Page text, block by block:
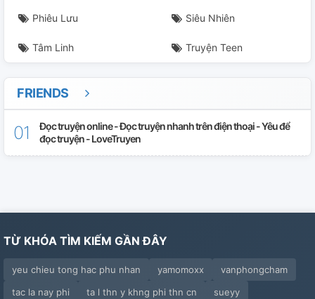
#no31 - Francis
Phiêu Lưu Siêu Nhiên
Tâm Linh Truyện Teen
FRIENDS
Đọc truyện online - Đọc truyện nhanh trên điện thoại - Yêu để
đọc truyện - LoveTruyen
TỪ KHÓA TÌM KIẾM GẦN ĐÂY
yeu chieu tong hac phu nhan yamomoxx
vanphongcham
tac la nay phi
ta l thn y khng phi thn cn
sueyy